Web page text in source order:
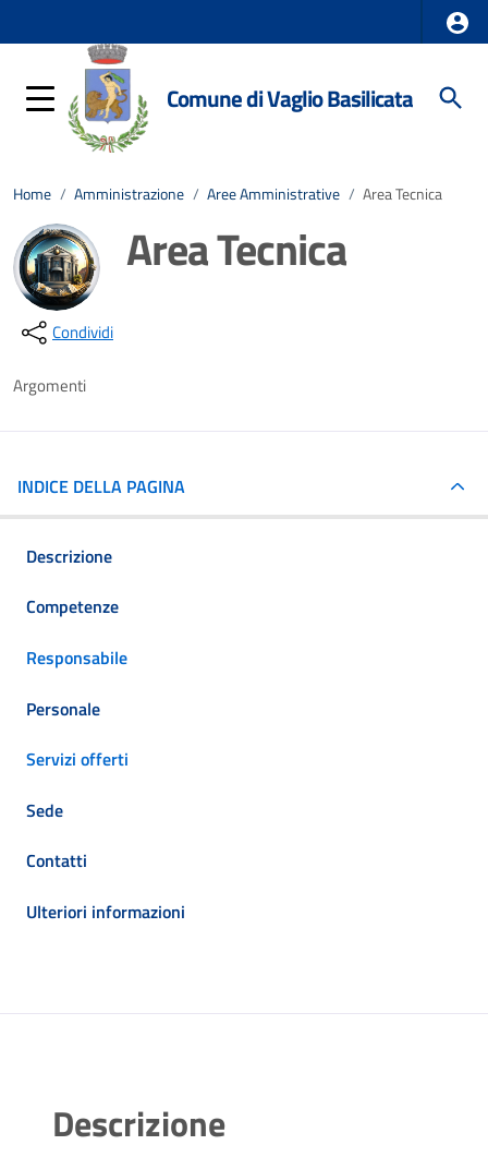
Comune di Vaglio Basilicata
Home / Amministrazione / Aree Amministrative / Area Tecnica
Area Tecnica
Condividi
Argomenti
INDICE DELLA PAGINA
Descrizione
Competenze
Responsabile
Personale
Servizi offerti
Sede
Contatti
Ulteriori informazioni
Descrizione